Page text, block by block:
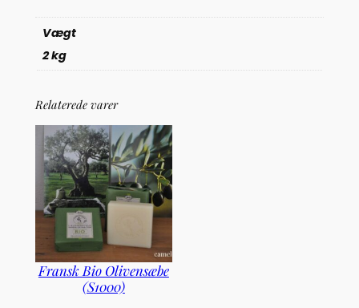
æ
n
a
n
Vægt
2 kg
Relaterede varer
Fransk Bio Olivensæbe
(S1000)